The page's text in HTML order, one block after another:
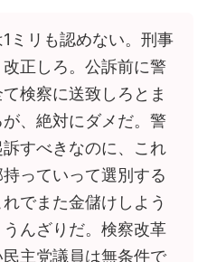
ミリも認めない。刑事
正しろ。公訴前に警
検察に送致しろとま
、絶対にダメだ。警
すべきなのに、これ
っていって選別する
でまた金儲けしよう
うんざりだ。検察改革
主党議員は無条件で